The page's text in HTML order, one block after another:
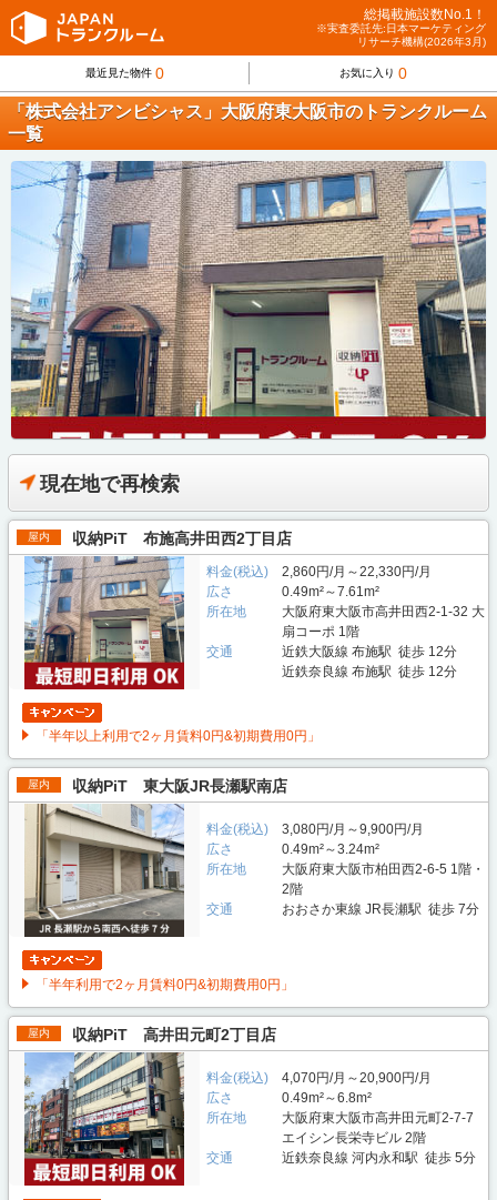
総掲載施設数No.1！
※実査委託先:日本マーケティング
リサーチ機構(2026年3月)
最近見た物件 0 お気に入り 0
「株式会社アンビシャス」大阪府東大阪市のトランクルーム
一覧
現在地で再検索
屋内 収納PiT 布施高井田西2丁目店
料金(税込)
2,860円/月～22,330円/月
広さ
0.49m²～7.61m²
所在地
大阪府東大阪市高井田西2-1-32 大
扇コーポ 1階
交通
近鉄大阪線 布施駅 徒歩 12分
近鉄奈良線 布施駅 徒歩 12分
「半年以上利用で2ヶ月賃料0円&初期費用0円」
屋内 収納PiT 東大阪JR長瀬駅南店
料金(税込)
3,080円/月～9,900円/月
広さ
0.49m²～3.24m²
所在地
大阪府東大阪市柏田西2-6-5 1階・
2階
交通
おおさか東線 JR長瀬駅 徒歩 7分
「半年利用で2ヶ月賃料0円&初期費用0円」
屋内 収納PiT 高井田元町2丁目店
料金(税込)
4,070円/月～20,900円/月
広さ
0.49m²～6.8m²
所在地
大阪府東大阪市高井田元町2-7-7
エイシン長栄寺ビル 2階
交通
近鉄奈良線 河内永和駅 徒歩 5分